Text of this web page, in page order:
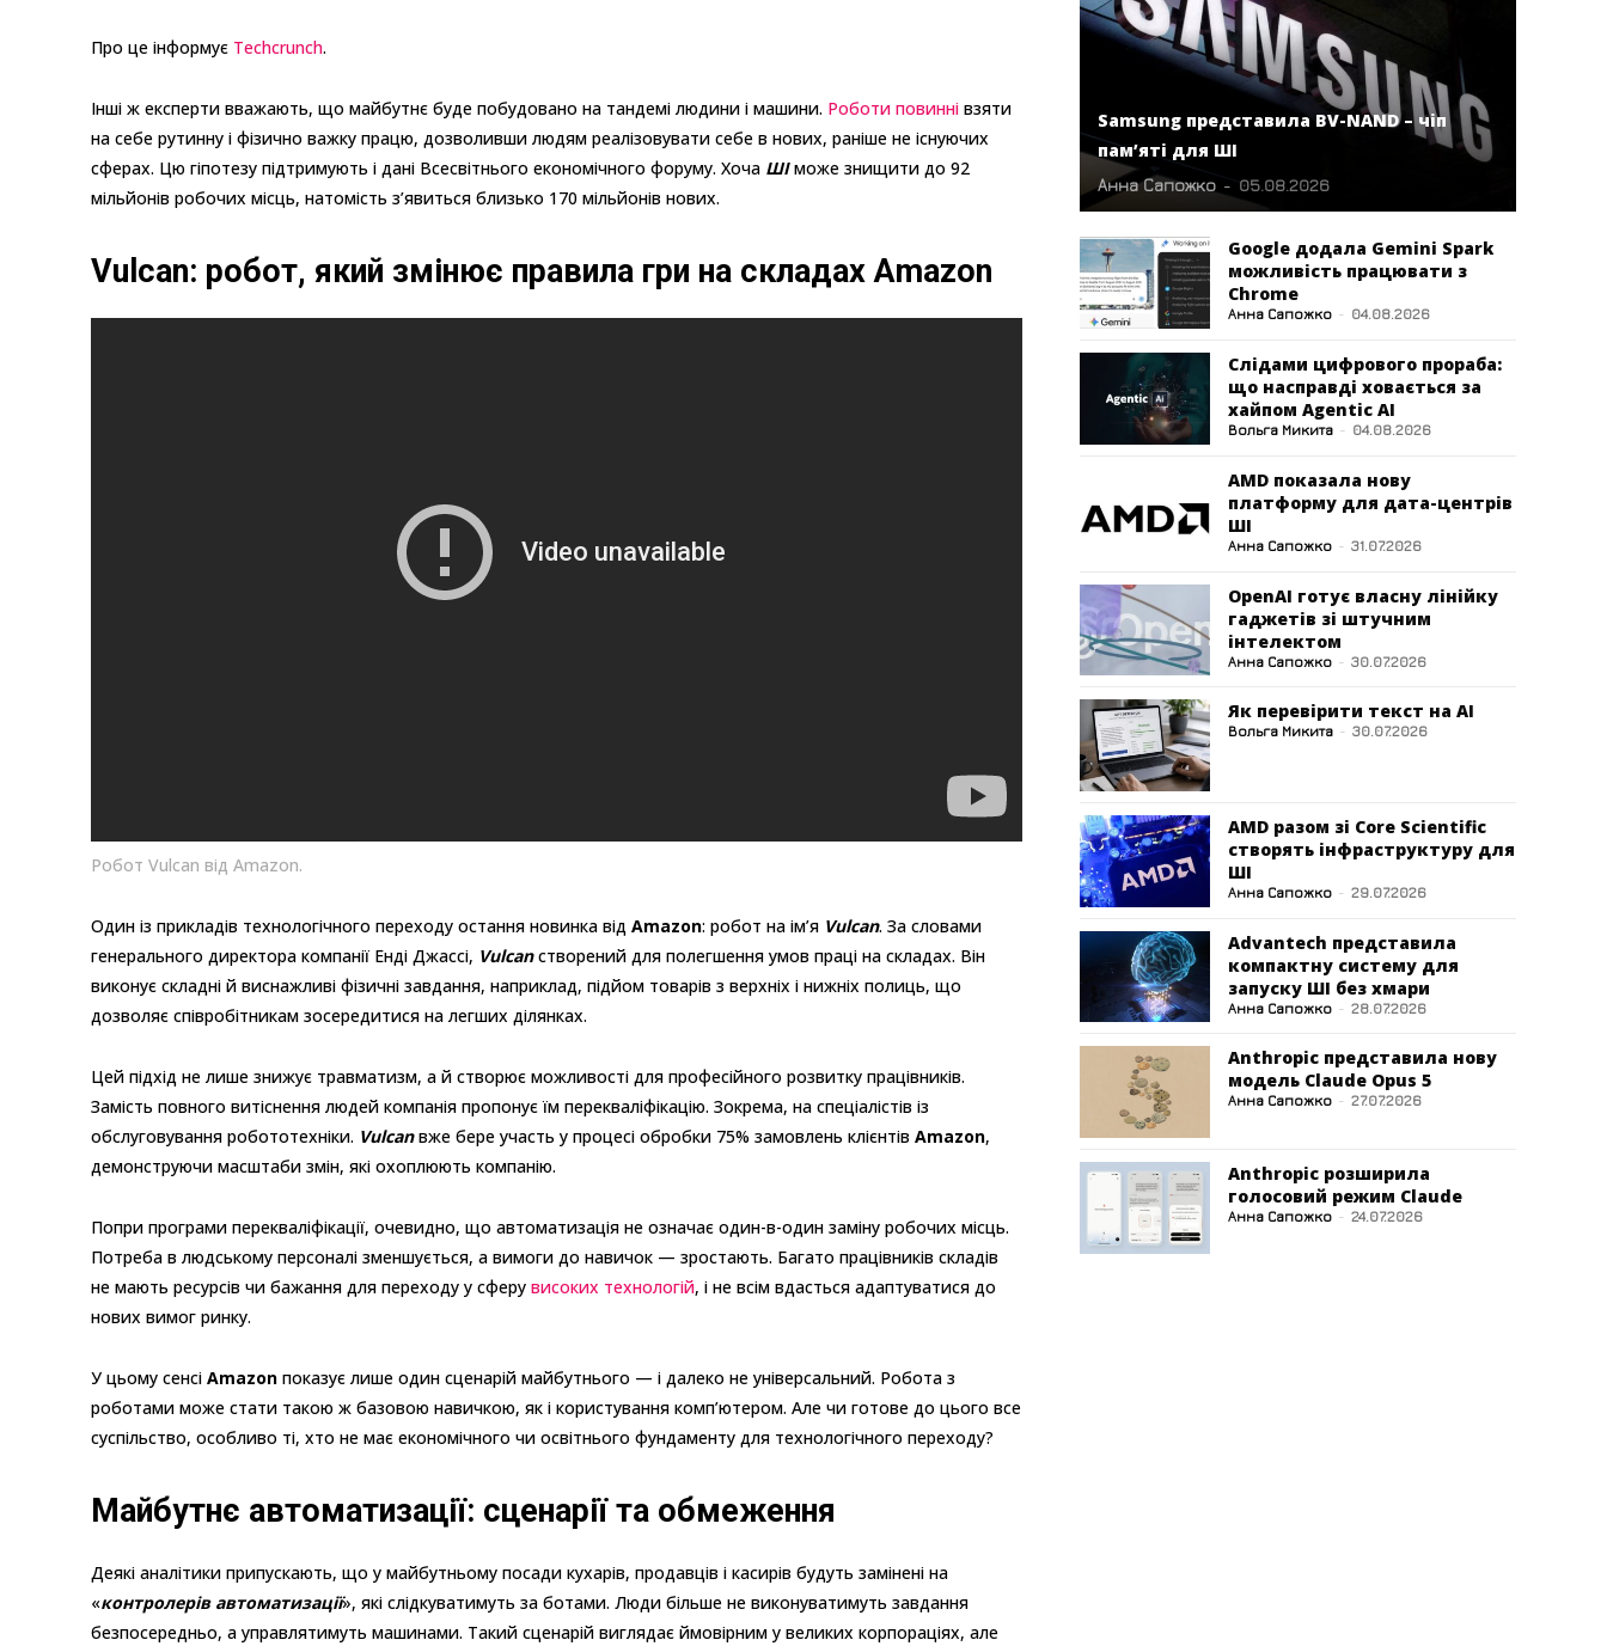
Про це інформує Techcrunch.
Інші ж експерти вважають, що майбутнє буде побудовано на тандемі людини і машини. Роботи повинні взяти
на себе рутинну і фізично важку працю, дозволивши людям реалізовувати себе в нових, раніше не існуючих
сферах. Цю гіпотезу підтримують і дані Всесвітнього економічного форуму. Хоча ШІможе знищити до 92
мільйонів робочих місць, натомість з’явиться близько 170 мільйонів нових.
Vulcan: робот, який змінює правила гри на складах Amazon
Робот Vulcan від Amazon.
Один із прикладів технологічного переходу остання новинка від Amazon: робот на ім’я Vulcan. За словами
генерального директора компанії Енді Джассі, Vulcanстворений для полегшення умов праці на складах. Він
виконує складні й виснажливі фізичні завдання, наприклад, підйом товарів з верхніх і нижніх полиць, що
дозволяє співробітникам зосередитися на легших ділянках.
Цей підхід не лише знижує травматизм, а й створює можливості для професійного розвитку працівників.
Замість повного витіснення людей компанія пропонує їм перекваліфікацію. Зокрема, на спеціалістів із
обслуговування робототехніки. Vulcanвже бере участь у процесі обробки 75% замовлень клієнтів Amazon,
демонструючи масштаби змін, які охоплюють компанію.
Попри програми перекваліфікації, очевидно, що автоматизація не означає один-в-один заміну робочих місць.
Потреба в людському персоналі зменшується, а вимоги до навичок — зростають. Багато працівників складів
не мають ресурсів чи бажання для переходу у сферу високих технологій, і не всім вдасться адаптуватися до
нових вимог ринку.
У цьому сенсі Amazon показує лише один сценарій майбутнього — і далеко не універсальний. Робота з
роботами може стати такою ж базовою навичкою, як і користування комп’ютером. Але чи готове до цього все
суспільство, особливо ті, хто не має економічного чи освітнього фундаменту для технологічного переходу?
Майбутнє автоматизації: сценарії та обмеження
Деякі аналітики припускають, що у майбутньому посади кухарів, продавців і касирів будуть замінені на
«контролерів автоматизації», які слідкуватимуть за ботами. Люди більше не виконуватимуть завдання
безпосередньо, а управлятимуть машинами. Такий сценарій виглядає ймовірним у великих корпораціях, але
Samsung представила BV-NAND – чіп
пам’яті для ШІ
Анна Сапожко - 05.08.2026
Google додала Gemini Spark
можливість працювати з
Chrome
Анна Сапожко - 04.08.2026
Слідами цифрового прораба:
що насправді ховається за
хайпом Agentic AI
Вольга Микита - 04.08.2026
AMD показала нову
платформу для дата-центрів
ШІ
Анна Сапожко - 31.07.2026
OpenAI готує власну лінійку
гаджетів зі штучним
інтелектом
Анна Сапожко - 30.07.2026
Як перевірити текст на AI
Вольга Микита - 30.07.2026
AMD разом зі Core Scientific
створять інфраструктуру для
ШІ
Анна Сапожко - 29.07.2026
Advantech представила
компактну систему для
запуску ШІ без хмари
Анна Сапожко - 28.07.2026
Anthropic представила нову
модель Claude Opus 5
Анна Сапожко - 27.07.2026
Anthropic розширила
голосовий режим Claude
Анна Сапожко - 24.07.2026